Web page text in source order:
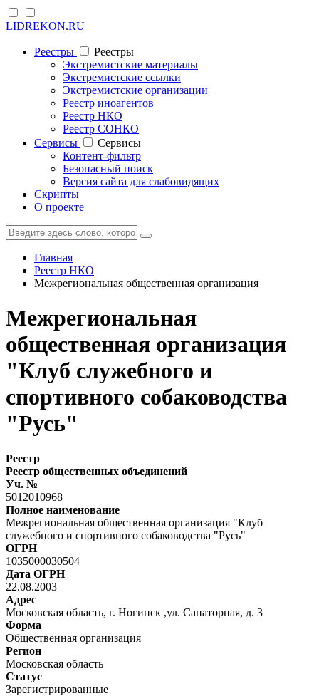
LIDREKON.RU
Реестры
Реестры
Экстремистские материалы
Экстремистские ссылки
Экстремистские организации
Реестр иноагентов
Реестр НКО
Реестр СОНКО
Cервисы
Cервисы
Контент-фильтр
Безопасный поиск
Версия сайта для слабовидящих
Скрипты
О проекте
Главная
Реестр НКО
Межрегиональная общественная организация
Межрегиональная
общественная организация
"Клуб служебного и
спортивного собаководства
"Русь"
Реестр
Реестр общественных объединений
Уч. №
5012010968
Полное наименование
Межрегиональная общественная организация "Клуб
служебного и спортивного собаководства "Русь"
ОГРН
1035000030504
Дата ОГРН
22.08.2003
Адрес
Московская область, г. Ногинск ,ул. Санаторная, д. 3
Форма
Общественная организация
Регион
Московская область
Статус
Зарегистрированные